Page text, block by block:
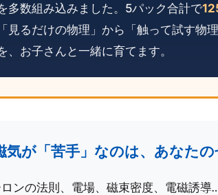
多数組み込みました。5パック合計で
「見るだけの物理」から「触って試す物
、お子さんと一緒に育てます。
気が「苦手」なのは、あなたの
ロンの法則、電場、磁束密度、電磁誘導